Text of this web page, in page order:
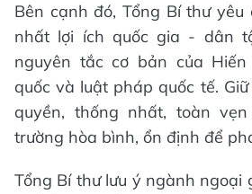
Bên cạnh đó, Tổng Bí thư
nhất lợi ích quốc gia - dân
nguyên tắc cơ bản của
quốc và luật pháp quốc tế.
quyền, thống nhất, toàn
trường hòa bình, ổn định để
Tổng Bí thư lưu ý ngành ngoại